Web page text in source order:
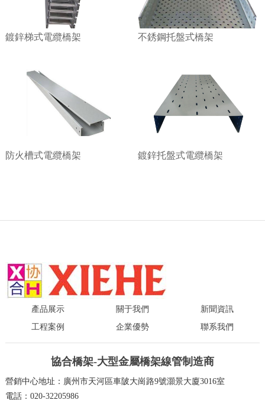
鍍鋅梯式電纜橋架 不銹鋼托盤式橋架
防火槽式電纜橋架 鍍鋅托盤式電纜橋架
產品展示 關于我們
新聞資訊
工程案例
企業優勢 聯系我們
協合橋架-大型金屬橋架線管制造商
營銷中心地址：廣州市天河區車陂大崗路9號灝景大廈3016室
電話：020-32205986